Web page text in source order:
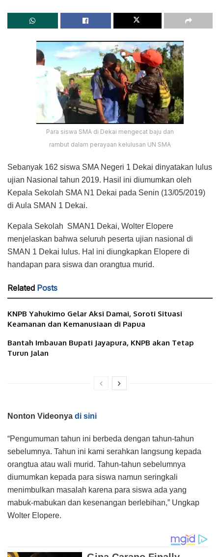
Para siswa SMA di Dekai mengecat baju dan
rambut dalam perayaan kelulusan UN SMA
Sebanyak 162 siswa SMA Negeri 1 Dekai dinyatakan lulus
ujian Nasional tahun 2019. Hasil ini diumumkan oleh
Kepala Sekolah SMA N1 Dekai pada Senin (13/05/2019)
di Aula SMAN 1 Dekai.
Kepala Sekolah SMAN1 Dekai, Wolter Elopere
menjelaskan bahwa seluruh peserta ujian nasional di
SMAN 1 Dekai lulus. Hal ini diungkapkan Elopere di
handapan para siswa dan orangtua murid.
Related Posts
KNPB Yahukimo Gelar Aksi Damai, Soroti Situasi
Keamanan dan Kemanusiaan di Papua
Bantah Imbauan Bupati Jayapura, KNPB akan Tetap
Turun Jalan
Nonton Videonya di sini
“Pengumuman tahun ini berbeda dengan tahun-tahun
sebelumnya. Tahun ini kami serahkan langsung kepada
orangtua atau wali murid. Tahun-tahun sebelumnya
diumumkan kepada para siswa namun seringkali
menimbulkan masalah karena para siswa ada yang
mabuk-mabukan dan kesenangan berlebihan,” Ungkap
Wolter Elopere.